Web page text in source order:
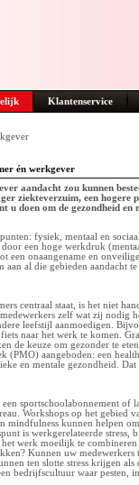
Klantenservice
én werkgever
aandacht zou kunnen
ziekteverzuim, een hogere
u doen om de gezondheid en
fysiek, mentaal en
door een hoge werkdruk
een onaangename en
al die gebieden aandacht te
centraal staat, is het niet
zelf wat zij nodig
leefstijl aanmoedigen.
naar het werk te komen.
de keuze om gezonder te
(PMO) aangeboden: een
en mentale gezondheid. Dat
sportschoolabonnement of
Workshops op het gebied
mindfulness kunnen helpen
is werkgerelateerde stress,
werk moeilijk te combineren
Kunnen uw medewerkers
ten slotte stress krijgen als
bedrijfscultuur waar pesten,